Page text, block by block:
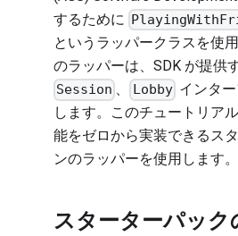
するために
というラッパークラスを使
のラッパーは、SDK が提供
Session 、 Lobby インタ
します。このチュートリア
能をゼロから実装できるス
ンのラッパーを使用します。
スターターパック